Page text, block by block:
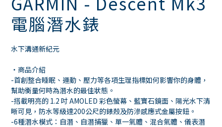
電腦潛水錶
水下溝通新紀元
・商品介紹
-首創整合睡眠、運動、壓力等各項生理指標如何影響你的身體，
幫助衡量何時為潛水的最佳狀態。
-搭載明亮的 1.2 吋 AMOLED 彩色螢幕、藍寶石鏡面、陽光水下清
晰可見，防水等級達200公尺的錶殼及防滲感應式金屬按鈕。
-6種潛水模式：自潛、自潛捕獵、單一氣體、混合氣體、儀表潛